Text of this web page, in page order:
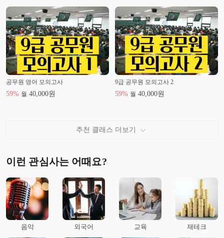
공무원 영어 모의고사
59% 월 40,000원
9급 공무원 모의고사 2
59% 월 40,000원
추천 클래스 더보기
이런 관심사는 어때요?
음악 외국어 교육 재테크